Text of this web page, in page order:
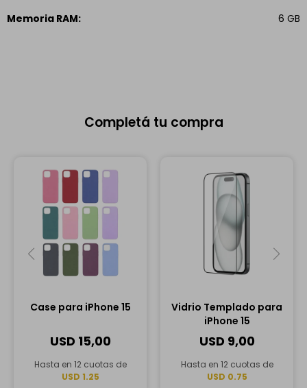
Memoria RAM
6 GB
Completá tu compra
Case para iPhone 15
USD 15,00
Hasta en 12 cuotas de
USD 1.25
Vidrio Templado para
iPhone 15
USD 9,00
Hasta en 12 cuotas de
USD 0.75